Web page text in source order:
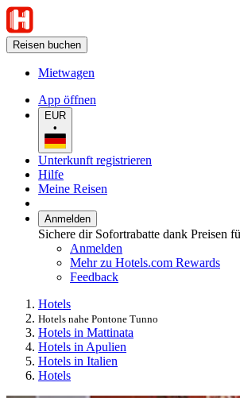
Reisen buchen
Mietwagen
App öffnen
EUR
•
Unterkunft registrieren
Hilfe
Meine Reisen
Anmelden
Sichere dir Sofortrabatte dank Preisen
Anmelden
Mehr zu Hotels.com Rewards
Feedback
Hotels
Hotels nahe Pontone Tunno
Hotels in Mattinata
Hotels in Apulien
Hotels in Italien
Hotels